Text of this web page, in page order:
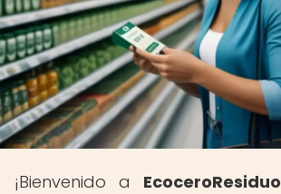
¡Bienvenido a EcoceroResiduo